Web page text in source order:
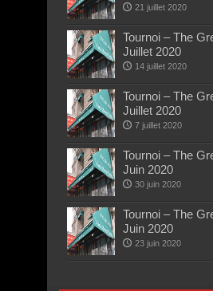
21 juillet 2020
Tournoi – The
Juillet 2020
14 juillet 2020
Tournoi – The
Juillet 2020
7 juillet 2020
Tournoi – The
Juin 2020
30 juin 2020
Tournoi – The
Juin 2020
23 juin 2020